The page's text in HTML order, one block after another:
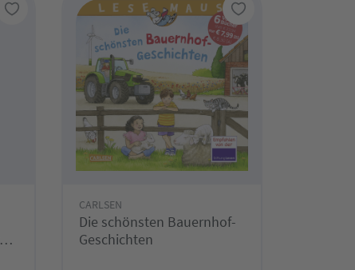
CARLSEN
Die schönsten Bauernhof-
Geschichten